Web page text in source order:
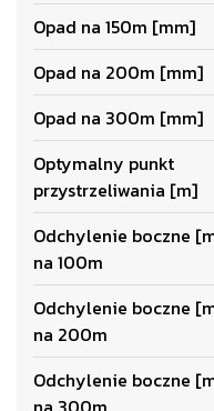
Opad na 150m [mm]
Opad na 200m [mm]
Opad na 300m [mm]
Optymalny punkt
przystrzeliwania [m]
Odchylenie boczne
na 100m
Odchylenie boczne
na 200m
Odchylenie boczne